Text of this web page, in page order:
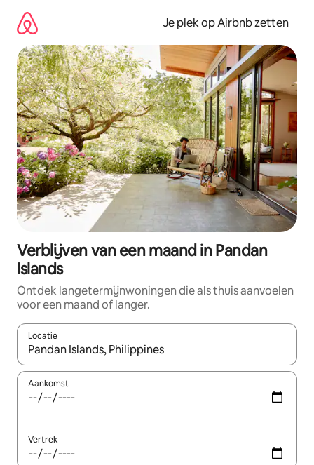
direct
naar
inhoud
Je plek op Airbnb zetten
Verblijven van een maand in Pandan
Islands
Ontdek langetermijnwoningen die als thuis aanvoelen
voor een maand of langer.
Locatie
Wanneer er resultaten beschikbaar zijn, maak je een keuze
Aankomst
Vertrek